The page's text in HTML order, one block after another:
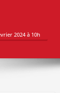
2024 à 10h